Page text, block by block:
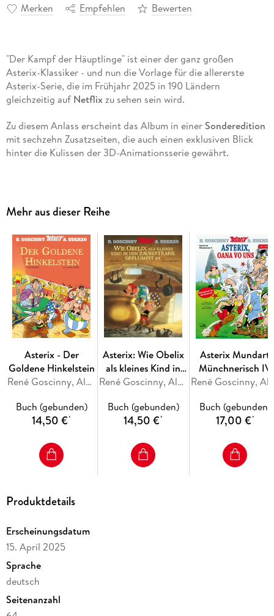
Merken Empfehlen Bewerten
"Der Kampf der Häuptlinge" ist einer der ganz großen
Asterix-Klassiker - und nun die Vorlage für die allererste
Asterix-Serie, die im Frühjahr 2025 in 190 Ländern
gleichzeitig aufNetflixzu sehen sein wird.
Zu diesem Anlass erscheint das Album in einerSonderedition
mit sechzehn Zusatzseiten, die auch einen exklusiven Blick
hinter die Kulissen der 3D-Animationsserie gewährt.
Mehr aus dieser Reihe
Asterix - Der
Goldene Hinkelstein
René Goscinny, Albert Uderzo
Buch (gebunden)
14,50 €*
Asterix: Wie Obelix
als kleines Kind in
den ZaubertrankRené Goscinny, Albert Uderzo
Buch (gebunden)
14,50 €*
Asterix Mundart
Münchnerisch IV
Buch (gebunden)
17,00 €*
Produktdetails
Erscheinungsdatum
15. April 2025
Sprache
deutsch
Seitenanzahl